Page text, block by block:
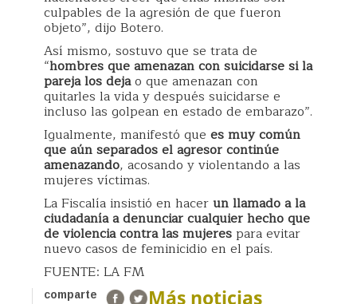
culpables de la agresión de que fueron
objeto”, dijo Botero.
Así mismo, sostuvo que se trata de
“hombres que amenazan con suicidarse si la
pareja los dejao que amenazan con
quitarles la vida y después suicidarse e
incluso las golpean en estado de embarazo”.
Igualmente, manifestó que es muy común
que aún separados el agresor continúe
amenazando, acosando y violentando a las
mujeres víctimas.
La Fiscalía insistió en hacerun llamado a la
ciudadanía a denunciar cualquier hecho que
de violencia contra las mujerespara evitar
nuevo casos de feminicidio en el país.
FUENTE: LA FM
comparte Más noticias